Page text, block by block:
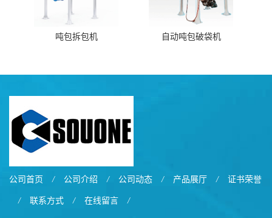
吨包拆包机 自动吨包破袋机
公司首页 / 公司介绍 / 公司动态 / 产品展厅 / 证书荣誉
/ 联系方式 / 在线留言 /